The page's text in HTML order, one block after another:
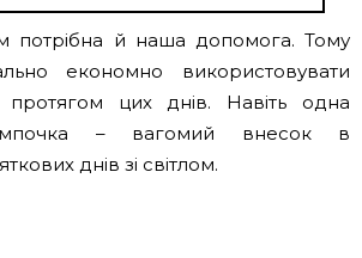
потрібна й наша допомога. Тому
економно використовувати
протягом цих днів. Навіть одна
– вагомий внесок в
днів зі світлом.